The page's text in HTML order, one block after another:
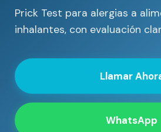
Prick Test para alergias a
inhalantes, con evaluación
Llamar
WhatsApp